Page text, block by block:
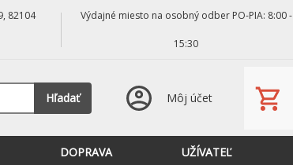
82104 Výdajné miesto na osobný odber PO-PIA: 8:00 -
15:30
Hľadať Môj účet
DOPRAVA UŽÍVATEĽ